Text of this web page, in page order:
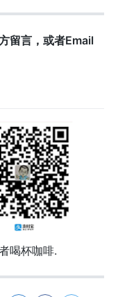
留言，或者Email
喝杯咖啡.